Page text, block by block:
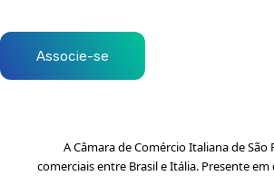
Associe-se
A Câmara de Comércio Italiana de
comerciais entre Brasil e Itália. Presente